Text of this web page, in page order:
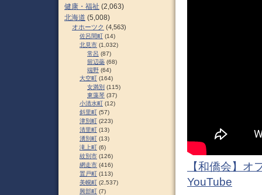
【和僑会】
YouTube
健康・福祉 (2,063)
北海道 (5,008)
オホーツク (4,563)
佐呂間町 (14)
北見市 (1,032)
常呂 (87)
留辺蘂 (68)
端野 (64)
大空町 (164)
女満別 (115)
東藻琴 (37)
小清水町 (12)
斜里町 (57)
津別町 (223)
清里町 (13)
湧別町 (13)
滝上町 (6)
紋別市 (126)
網走市 (416)
置戸町 (113)
美幌町 (2,537)
興部町 (7)